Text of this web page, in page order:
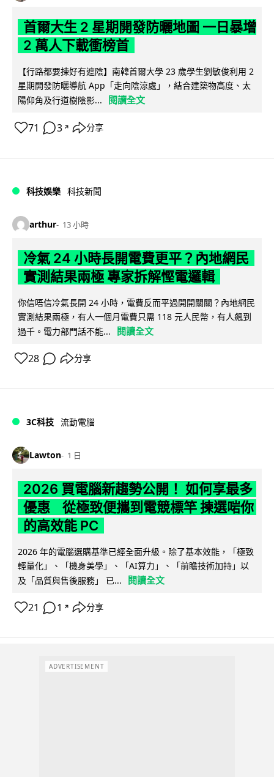
首爾大生 2 星期開發防曬地圖 一日暴增
2 萬人下載衝榜首
【行路都要揀好有遮陰】南韓首爾大學 23 歲學生劉敏俊利用 2
星期開發防曬導航 App「走向陰涼處」，結合建築物高度、太
陽仰角及行道樹陰影...
閱讀全文
71 3 ↗ 分享
科技娛樂 科技新聞
arthur 13 小時
冷氣 24 小時長開電費更平？內地網民
實測結果兩極 專家拆解慳電邏輯
你信唔信冷氣長開 24 小時，電費反而平過開開關關？內地網民
實測結果兩極，有人一個月電費只需 118 元人民幣，有人飆到
過千。電力部門話不能...
閱讀全文
28 分享
3C科技 流動電腦
Lawton 1 日
2026 買電腦新趨勢公開！ 如何享最多
優惠 從極致便攜到電競標竿 揀選啱你
的高效能 PC
2026 年的電腦選購基準已經全面升級。除了基本效能，「極致
輕量化」、「機身美學」、「AI算力」、「前瞻技術加持」以
及「品質與售後服務」 已...
閱讀全文
21 1 ↗ 分享
ADVERTISEMENT